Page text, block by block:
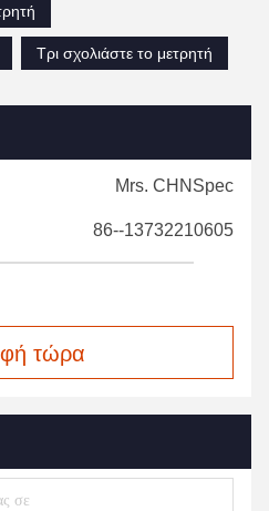
Τρι σχολιάστε το μετρητή
Mrs. CHNSpec
86--13732210605
τώρα